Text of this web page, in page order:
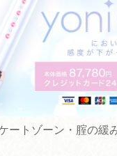
ートゾーン・腟の